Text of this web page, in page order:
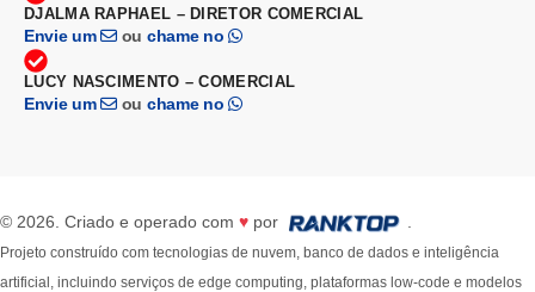
DJALMA RAPHAEL – DIRETOR COMERCIAL
Envie um ou chame no
LUCY NASCIMENTO – COMERCIAL
Envie um ou chame no
© 2026. Criado e operado com ♥ por
Projeto construído com tecnologias de nuvem, banco de dados e inteligência
artificial, incluindo serviços de edge computing, plataformas low-code e modelos